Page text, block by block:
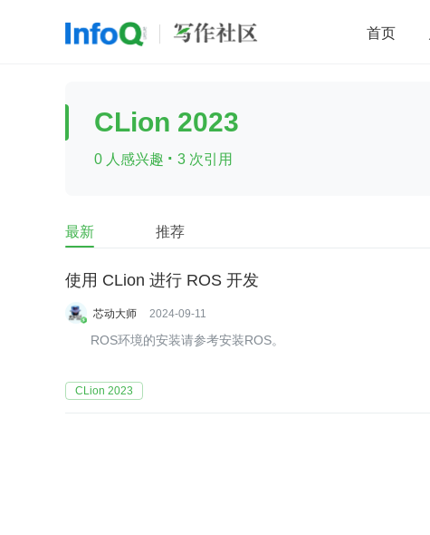
首页
前端 AI 大数据
查看更多
CLion 2023
0 人感兴趣 · 3 次引用
最新 推荐
使用 CLion 进行 ROS 开发
芯动大师 2024-09-11
ROS环境的安装请参考安装ROS。
CLion 2023